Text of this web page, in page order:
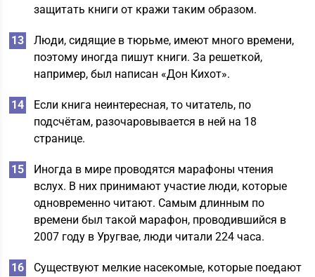
защитать книги от кражи таким образом.
Люди, сидящие в тюрьме, имеют много времени,
поэтому иногда пишут книги. За решеткой,
например, был написан «Дон Кихот».
Если книга неинтересная, то читатель, по
подсчётам, разочаровывается в ней на 18
странице.
Иногда в мире проводятся марафоны чтения
вслух. В них принимают участие люди, которые
одновременно читают. Самым длинным по
времени был такой марафон, проводившийся в
2007 году в Уругвае, люди читали 224 часа.
Существуют мелкие насекомые, которые поедают